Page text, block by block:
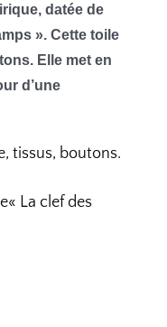
datée de
». Cette toile
Elle met en
d’une
tissus, boutons.
La clef des